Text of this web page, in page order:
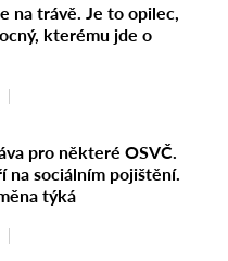
na trávě. Je to opilec,
kterému jde o
pro některé OSVČ.
na sociálním pojištění.
týká